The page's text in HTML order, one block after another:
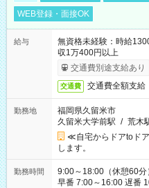
WEB登録・面接OK
給与
無資格未経験：時給
収1万400円以上
交通費別途支給あり
交通費 交通費全額支給
勤務地
福岡県久留米市
久留米大学前駅 / 荒木
≪自宅からドアtoド
します。
勤務時間
9:00～18:00（休憩60分） ■ご希望があれば下記シフトも
早番 7:00～16:00 遅番 10:00～19:00 「